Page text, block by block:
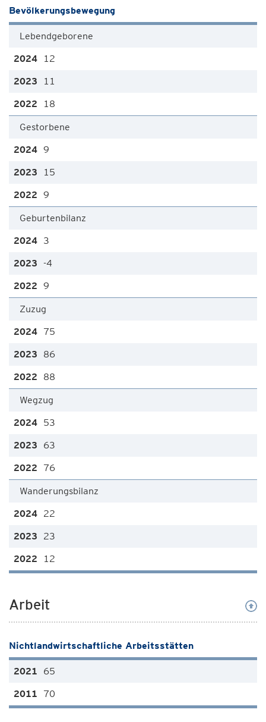
Bevölkerungsbewegung
Lebendgeborene
12
11
18
Gestorbene
9
15
9
Geburtenbilanz
3
-4
9
Zuzug
75
86
88
Wegzug
53
63
76
Wanderungsbilanz
22
23
12
Arbeit
Nichtlandwirtschaftliche Arbeitsstätten
65
70